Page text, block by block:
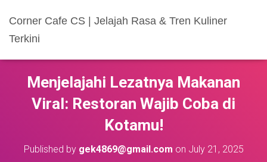
Corner Cafe CS | Jelajah Rasa & Tren Kuliner
Terkini
Menjelajahi Lezatnya Makanan
Viral: Restoran Wajib Coba di
Kotamu!
Published by gek4869@gmail.com on July 21, 2025